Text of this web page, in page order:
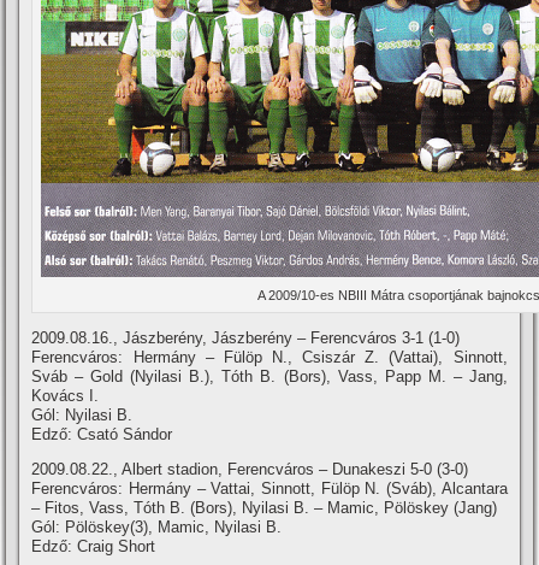
A 2009/10-es NBIII Mátra csoportjának
2009.08.16., Jászberény, Jászberény – Ferencváros 3-1 (1-0)
Ferencváros: Hermány – Fülöp N., Csiszár Z. (Vattai), Sinnott,
Sváb – Gold (Nyilasi B.), Tóth B. (Bors), Vass, Papp M. – Jang,
Kovács I.
Gól: Nyilasi B.
Edző: Csató Sándor
2009.08.22., Albert stadion, Ferencváros – Dunakeszi 5-0 (3-0)
Ferencváros: Hermány – Vattai, Sinnott, Fülöp N. (Sváb), Alcantara
– Fitos, Vass, Tóth B. (Bors), Nyilasi B. – Mamic, Pölöskey (Jang)
Gól: Pölöskey(3), Mamic, Nyilasi B.
Edző: Craig Short